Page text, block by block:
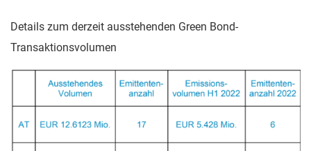
Details zum derzeit ausstehenden Green Bond-
Transaktionsvolumen